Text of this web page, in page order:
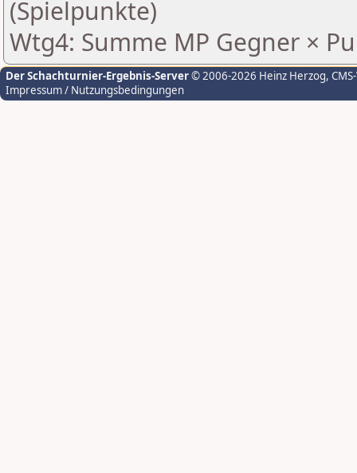
(Spielpunkte)
Wtg4: Summe MP Gegner ×
Der Schachturnier-Ergebnis-Server© 2006-2026 Heinz Herzog,
Impressum / Nutzungsbedingungen